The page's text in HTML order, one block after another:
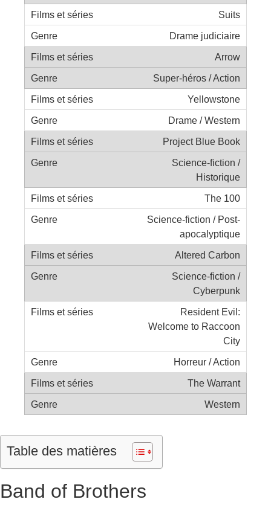
Suits
Drame judiciaire
Arrow
Super-héros / Action
Yellowstone
Drame / Western
Project Blue Book
Science-fiction /
Historique
The 100
Science-fiction / Post-
apocalyptique
Altered Carbon
Science-fiction /
Cyberpunk
Resident Evil:
Welcome to Raccoon
City
Horreur / Action
The Warrant
Western
Table des matières
Band of Brothers